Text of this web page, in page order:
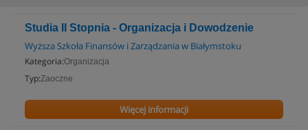
Studia II Stopnia - Organizacja i Dowodzenie
Wyższa Szkoła Finansów i Zarządzania w Białymstoku
Kategoria:Organizacja
Typ:Zaoczne
Więcej informacji